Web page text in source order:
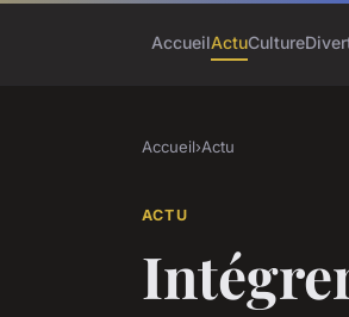
AccueilActuCulture
Accueil›Actu
ACTU